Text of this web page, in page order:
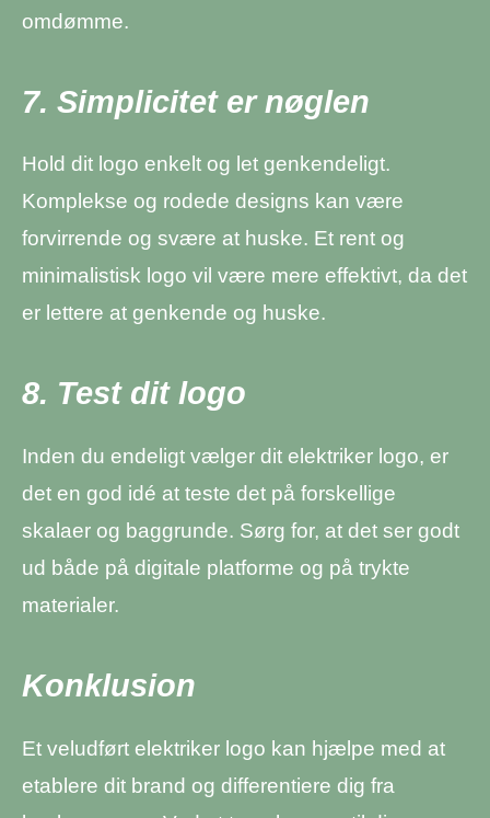
omdømme.
7. Simplicitet er nøglen
Hold dit logo enkelt og let genkendeligt.
Komplekse og rodede designs kan være
forvirrende og svære at huske. Et rent og
minimalistisk logo vil være mere effektivt, da det
er lettere at genkende og huske.
8. Test dit logo
Inden du endeligt vælger dit elektriker logo, er
det en god idé at teste det på forskellige
skalaer og baggrunde. Sørg for, at det ser godt
ud både på digitale platforme og på trykte
materialer.
Konklusion
Et veludført elektriker logo kan hjælpe med at
etablere dit brand og differentiere dig fra